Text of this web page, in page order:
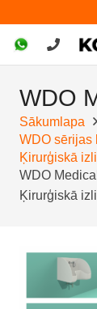
WDO
Sākumlapa
WDO sērijas
Ķirurģiskā
WDO
Ķirurģiskā